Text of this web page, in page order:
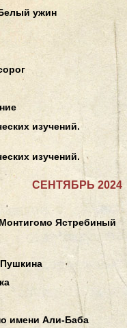
ужин
изучений.
изучений.
СЕНТЯБРЬ 2024
Ястребиный
имени Али-Баба